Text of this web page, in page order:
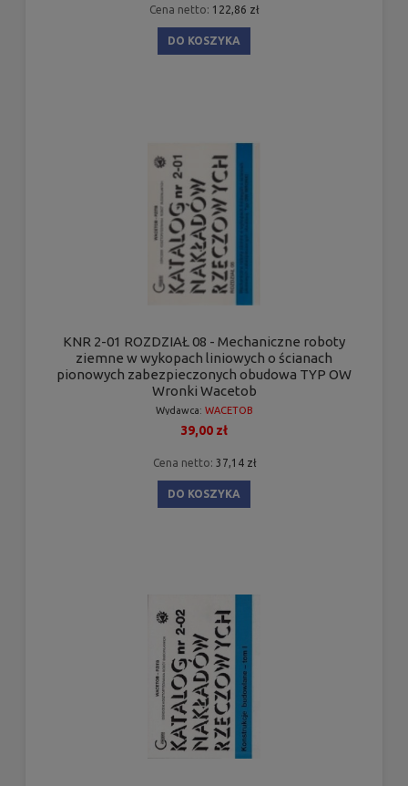
Cena netto: 122,86 zł
DO KOSZYKA
KNR 2-01 ROZDZIAŁ 08 - Mechaniczne roboty
ziemne w wykopach liniowych o ścianach
pionowych zabezpieczonych obudowa TYP OW
Wronki Wacetob
Wydawca: WACETOB
39,00 zł
Cena netto: 37,14 zł
DO KOSZYKA